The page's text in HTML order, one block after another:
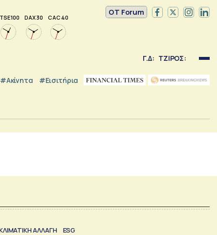
100 DAX 30 CAC 40
OT Forum
Γ.Δ: ΤΖΙΡΟΣ:
#Ακίνητα #εισιτήρια
ΑΛΛΑΓΗ ESG